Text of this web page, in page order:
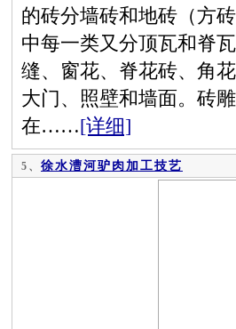
的砖分墙砖和地砖（方
中每一类又分顶瓦和脊
缝、窗花、脊花砖、角
大门、照壁和墙面。砖
在……[详细]
5、 徐水漕河驴肉加工技艺